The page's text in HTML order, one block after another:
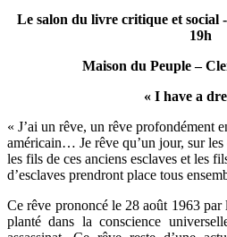
Le salon du livre critique et social
19h
Maison du Peuple –
« I have a
« J’ai un rêve, un rêve profondément
américain… Je rêve qu’un jour, sur
les fils de ces anciens esclaves et les
d’esclaves prendront place tous
Ce rêve prononcé le 28 août 1963 par
planté dans la conscience